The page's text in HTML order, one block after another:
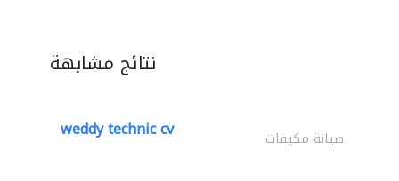
نتائج مشابهة
weddy technic cv صيانة مكيفات